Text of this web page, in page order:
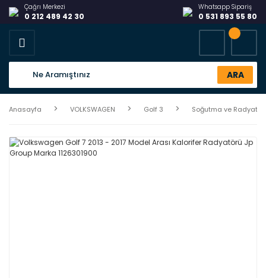
Çağrı Merkezi
0 212 489 42 30
Whatsapp Sipariş
0 531 893 55 80
ARA
Anasayfa VOLKSWAGEN Golf 3 Soğutma ve Radyatör